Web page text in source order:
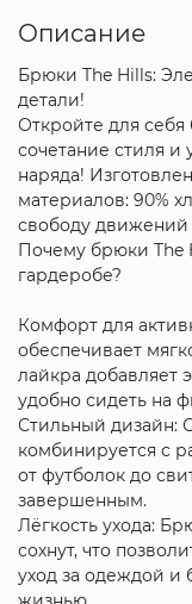
Описание
Брюки The Hills:
детали!
Откройте для
сочетание стиля и
наряда!
материалов: 90%
свободу движений
Почему брюки The
гардеробе?
Комфорт для
обеспечивает
лайкра добавляет
удобно сидеть на
Стильный дизайн:
комбинируется с
от футболок до
завершенным.
Лёгкость ухода:
сохнут, что
уход за одеждой и